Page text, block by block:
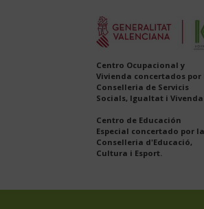
Centro Ocupacional y
Vivienda concertados por
Conselleria de Servicis
Socials, Igualtat i Vivenda.
Centro de Educación
Especial concertado por la
Conselleria d'Educació,
Cultura i Esport.